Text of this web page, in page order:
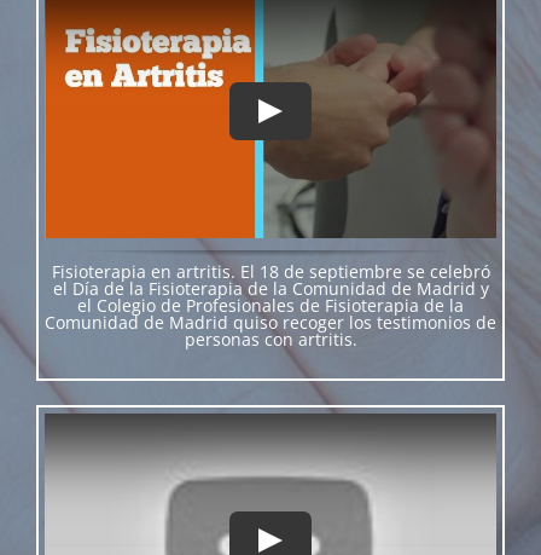
Fisioterapia en artritis. El 18 de septiembre se celebró
el Día de la Fisioterapia de la Comunidad de Madrid y
el Colegio de Profesionales de Fisioterapia de la
Comunidad de Madrid quiso recoger los testimonios de
personas con artritis.